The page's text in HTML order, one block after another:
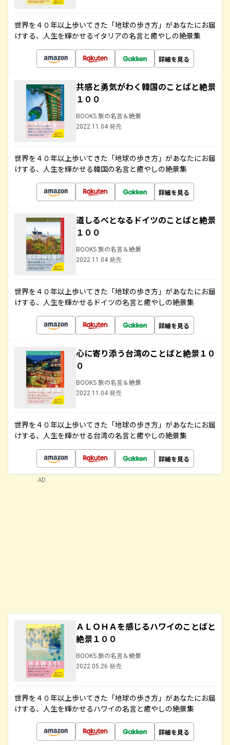
世界を４０年以上歩いてきた「地球の歩き方」があなたにお届
けする、人生を輝かせるイタリアの名言と癒やしの絶景集
詳細を見る
共感と勇気がわく韓国のことばと絶景
１００
BOOKS 旅の名言＆絶景
2022.11.04 発売
世界を４０年以上歩いてきた「地球の歩き方」があなたにお届
けする、人生を輝かせる韓国の名言と癒やしの絶景集
詳細を見る
道しるべとなるドイツのことばと絶景
１００
BOOKS 旅の名言＆絶景
2022.11.04 発売
世界を４０年以上歩いてきた「地球の歩き方」があなたにお届
けする、人生を輝かせるドイツの名言と癒やしの絶景集
詳細を見る
心に寄り添う台湾のことばと絶景１０
０
BOOKS 旅の名言＆絶景
2022.11.04 発売
世界を４０年以上歩いてきた「地球の歩き方」があなたにお届
けする、人生を輝かせる台湾の名言と癒やしの絶景集
詳細を見る
ＡＬＯＨＡを感じるハワイのことばと
絶景１００
BOOKS 旅の名言＆絶景
2022.05.26 発売
世界を４０年以上歩いてきた「地球の歩き方」があなたにお届
けする、人生を輝かせるハワイの名言と癒やしの絶景集
詳細を見る
AD